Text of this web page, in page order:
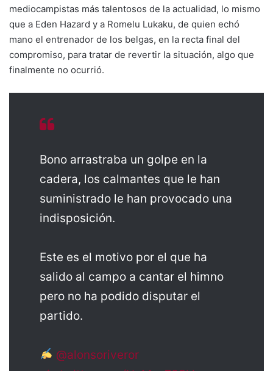
mediocampistas más talentosos de la actualidad, lo mismo
que a Eden Hazard y a Romelu Lukaku, de quien echó
mano el entrenador de los belgas, en la recta final del
compromiso, para tratar de revertir la situación, algo que
finalmente no ocurrió.
Bono arrastraba un golpe en la
cadera, los calmantes que le han
suministrado le han provocado una
indisposición.
Este es el motivo por el que ha
salido al campo a cantar el himno
pero no ha podido disputar el
partido.
@alonsoriveror